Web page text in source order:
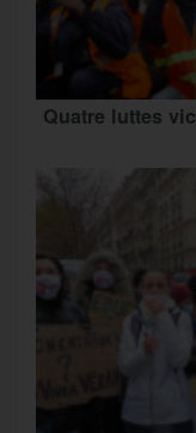
Quatre luttes